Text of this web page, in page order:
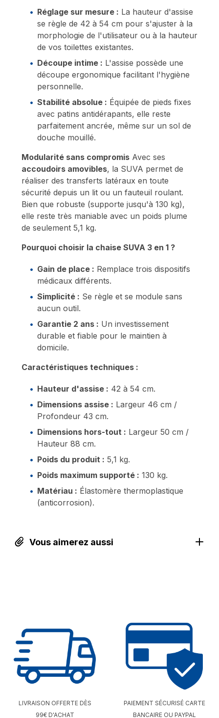
Réglage sur mesure : La hauteur d'assise
se règle de 42 à 54 cm pour s'ajuster à la
morphologie de l'utilisateur ou à la hauteur
de vos toilettes existantes.
Découpe intime : L'assise possède une
découpe ergonomique facilitant l'hygiène
personnelle.
Stabilité absolue : Équipée de pieds fixes
avec patins antidérapants, elle reste
parfaitement ancrée, même sur un sol de
douche mouillé.
Modularité sans compromis Avec ses
accoudoirs amovibles, la SUVA permet de
réaliser des transferts latéraux en toute
sécurité depuis un lit ou un fauteuil roulant.
Bien que robuste (supporte jusqu'à 130 kg),
elle reste très maniable avec un poids plume
de seulement 5,1 kg.
Pourquoi choisir la chaise SUVA 3 en 1 ?
Gain de place : Remplace trois dispositifs
médicaux différents.
Simplicité : Se règle et se module sans
aucun outil.
Garantie 2 ans : Un investissement
durable et fiable pour le maintien à
domicile.
Caractéristiques techniques :
Hauteur d'assise : 42 à 54 cm.
Dimensions assise : Largeur 46 cm /
Profondeur 43 cm.
Dimensions hors-tout : Largeur 50 cm /
Hauteur 88 cm.
Poids du produit : 5,1 kg.
Poids maximum supporté : 130 kg.
Matériau : Élastomère thermoplastique
(anticorrosion).
Vous aimerez aussi
LIVRAISON OFFERTE DÈS
99€ D'ACHAT
PAIEMENT SÉCURISÉ CARTE
BANCAIRE OU PAYPAL